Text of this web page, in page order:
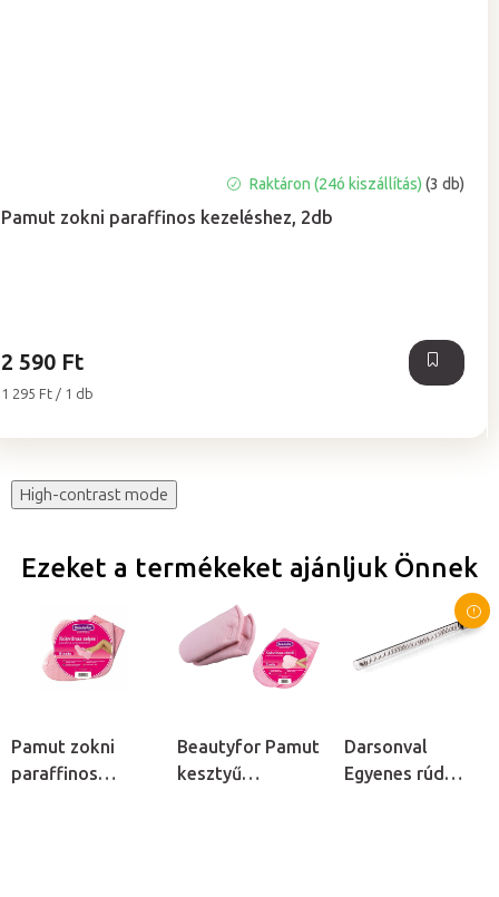
Pamut zokni paraffinos kezeléshez, 2db
Raktáron (24ó kiszállítás) (3 db)
2 590 Ft
Egységár:
1 295 Ft / 1 db
High-contrast mode
Ezeket a termékeket ajánljuk Önnek
Pamut zokni
paraffinos
Beautyfor Pamut
kesztyű
Darsonval
Egyenes rúd